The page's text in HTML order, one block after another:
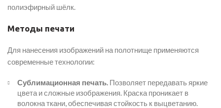
полиэфирный шёлк.
Методы печати
Для нанесения изображений на полотнище применяются
современные технологии:
Сублимационная печать. Позволяет передавать яркие
цвета и сложные изображения. Краска проникает в
волокна ткани, обеспечивая стойкость к выцветанию.